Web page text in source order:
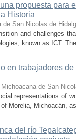
propuesta para
Historia
de San Nicolas de
and challenges
known as ICT.
en trabajadores
Michoacana de San
representations of
Morelia, Michoacán,
del río